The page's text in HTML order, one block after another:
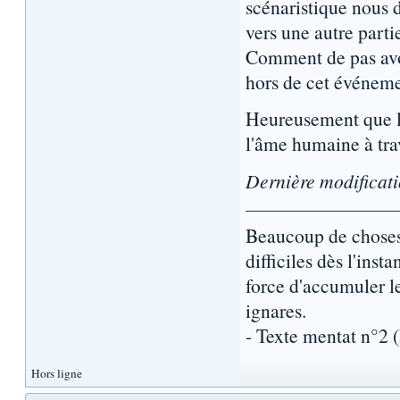
scénaristique nous
vers une autre
Comment de pas
hors de cet
Heureusement
l'âme humaine à
Dernière
Beaucoup de
difficiles dès
force d'accumuler
ignares.
- Texte mentat n°2
Hors ligne